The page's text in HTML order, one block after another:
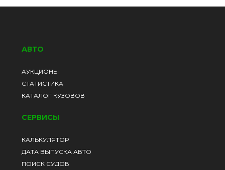
АВТО
АУКЦИОНЫ
СТАТИСТИКА
КАТАЛОГ КУЗОВОВ
СЕРВИСЫ
КАЛЬКУЛЯТОР
ДАТА ВЫПУСКА АВТО
ПОИСК СУДОВ